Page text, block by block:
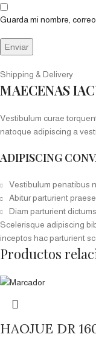
Guarda mi nombre,
Shipping & Delivery
MAECENAS
Vestibulum curae
natoque adipiscing a
ADIPISCING
Vestibulum penatibus
Abitur parturient
Diam parturient
Scelerisque adipiscing
inceptos hac parturient
Productos
HAOJUE DR